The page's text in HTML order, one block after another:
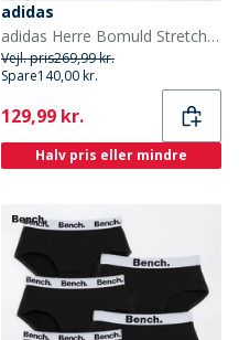
adidas
adidas Herre Bomuld Stretch Tre Pak Boxer Shorts Sort/Sort/Sort
Vejl. pris269,99 kr.
Spare140,00 kr.
Current
129,99 kr.
Halv pris eller mindre